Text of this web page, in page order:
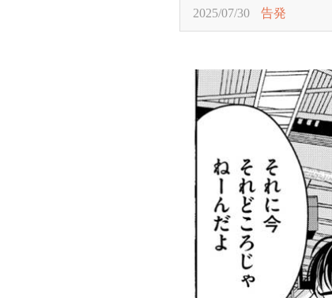
2025/07/30 告発